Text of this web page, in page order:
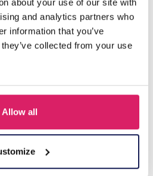
about your use of our site with
and analytics partners who
information that you’ve
collected from your use
Allow all
Bear Christmas 11.5cm - 1pc
voor prijzen